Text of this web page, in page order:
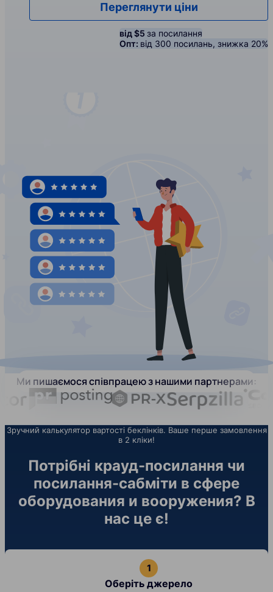
Переглянути ціни
від $5 за посилання
Опт: від 300 посилань, знижка 20%
Ми пишаємося співпрацею з нашими партнерами:
Зручний калькулятор вартості беклінків. Ваше перше замовлення
в 2 кліки!
Потрібні крауд-посилання чи
посилання-сабміти в сфере
оборудования и вооружения? В
нас це є!
Оберіть джерело